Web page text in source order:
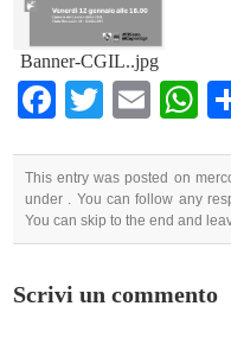
Banner-CGIL..jpg
Facebook
Twitter
This entry was posted on
under . You can follow any
You can skip to the end and
Scrivi un commento